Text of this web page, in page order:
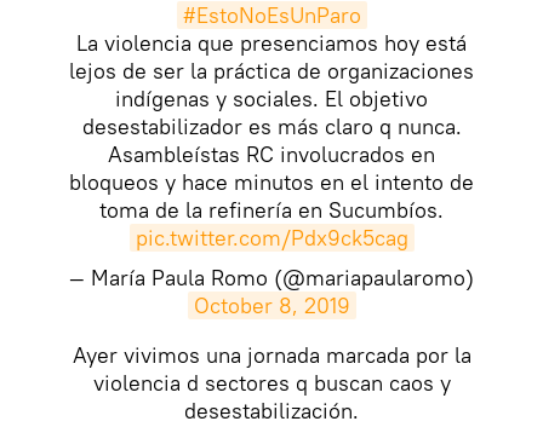
#EstoNoEsUnParo
La violencia que presenciamos hoy está
lejos de ser la práctica de organizaciones
indígenas y sociales. El objetivo
desestabilizador es más claro q nunca.
Asambleístas RC involucrados en
bloqueos y hace minutos en el intento de
toma de la refinería en Sucumbíos.
pic.twitter.com/Pdx9ck5cag
— María Paula Romo (@mariapaularomo)
October 8, 2019
Ayer vivimos una jornada marcada por la
violencia d sectores q buscan caos y
desestabilización.